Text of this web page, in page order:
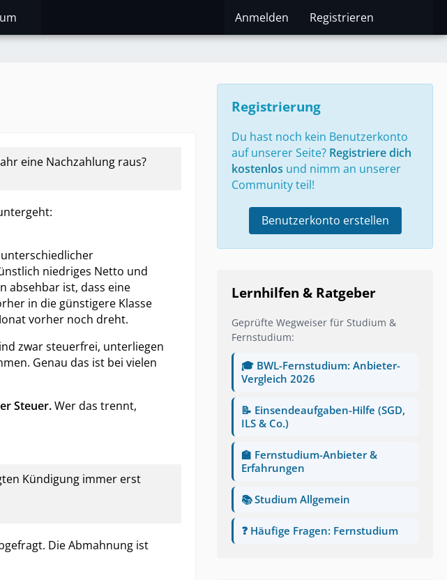
Anmelden Registrieren
eine Nachzahlung raus?
niedriges Netto und
absehbar ist, dass eine
in die günstigere Klasse
vorher noch dreht.
zwar steuerfrei, unterliegen
Genau das ist bei vielen
Steuer.Wer das trennt,
Kündigung immer erst
Die Abmahnung ist
Registrierung
Du hast noch kein Benutzerkonto
auf unserer Seite? Registriere dich
kostenlos und nimm an unserer
Community teil!
Benutzerkonto erstellen
Lernhilfen & Ratgeber
Geprüfte Wegweiser für Studium &
Fernstudium:
🎓 BWL-Fernstudium: Anbieter-
Vergleich 2026
📝 Einsendeaufgaben-Hilfe (SGD,
ILS & Co.)
🏫 Fernstudium-Anbieter &
Erfahrungen
📚 Studium Allgemein
❓ Häufige Fragen: Fernstudium